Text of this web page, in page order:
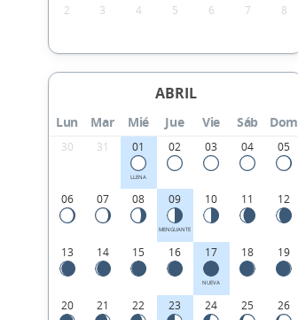
2 3 4 5 6 7 8
ABRIL
Lun Mar Mié Jue Vie Sáb Dom
30 31 01
LLENA
02 03 04 05
06 07 08 09
MENGUANTE
10 11 12
13 14 15 16 17
NUEVA
18 19
20 21 22 23 24 25 26